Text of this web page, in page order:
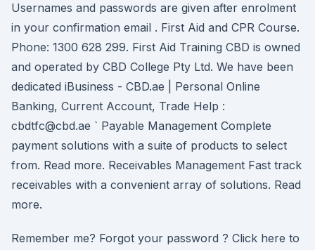
Usernames and passwords are given after enrolment
in your confirmation email . First Aid and CPR Course.
Phone: 1300 628 299. First Aid Training CBD is owned
and operated by CBD College Pty Ltd. We have been
dedicated iBusiness - CBD.ae | Personal Online
Banking, Current Account, Trade Help :
cbdtfc@cbd.ae ` Payable Management Complete
payment solutions with a suite of products to select
from. Read more. Receivables Management Fast track
receivables with a convenient array of solutions. Read
more.
Remember me? Forgot your password ? Click here to